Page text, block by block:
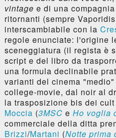
vintage e di una
ritornanti (sempre
interscambiabile con la
regole enunciate: l'origine
sceneggiatura (il regista è
script e del libro da
una formula declinabile
varianti del cinema
college-movie, dal noir al
la trasposizione bis dei
Moccia (3MSC e Ho voglia
commerciale della ditta
Brizzi/Martani (Notte prima